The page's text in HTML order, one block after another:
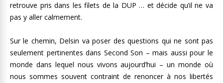
retrouve pris dans les filets de la DUP … et décide qu’il ne va
pas y aller calmement.
Sur le chemin, Delsin va poser des questions qui ne sont pas
seulement pertinentes dans Second Son – mais aussi pour le
monde dans lequel nous vivons aujourd’hui – un monde où
nous sommes souvent contraint de renoncer à nos libertés